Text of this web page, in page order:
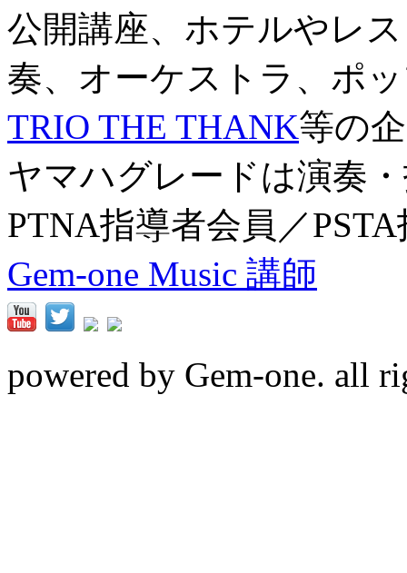
公開講座、ホテルやレ
奏、オーケストラ、ポ
TRIO THE THANK等の
ヤマハグレードは演奏
PTNA指導者会員／
Gem-one Music 講師
powered by Gem-one. all